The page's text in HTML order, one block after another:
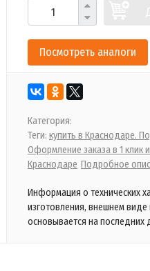
Посмотреть аналоги
Категория:
Теги: купить в Краснодаре.
Оформление заказа в 1 клик
Краснодаре Подробное
Информация о технических
изготовления, внешнем виде
основывается на последних